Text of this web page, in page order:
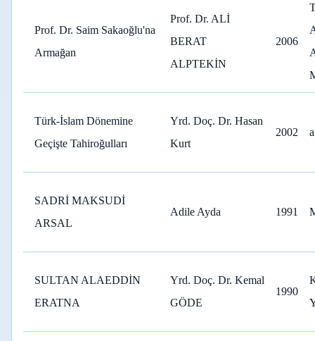
Prof. Dr. Saim Sakaoğlu'na
Armağan
Prof. Dr. ALİ
BERAT
ALPTEKİN
2006
Türk-İslam Dönemine
Geçişte Tahiroğulları
Yrd. Doç. Dr. Hasan
Kurt
2002
SADRİ MAKSUDİ
ARSAL
Adile Ayda 1991
SULTAN ALAEDDİN
ERATNA
Yrd. Doç. Dr. Kemal
GÖDE
1990